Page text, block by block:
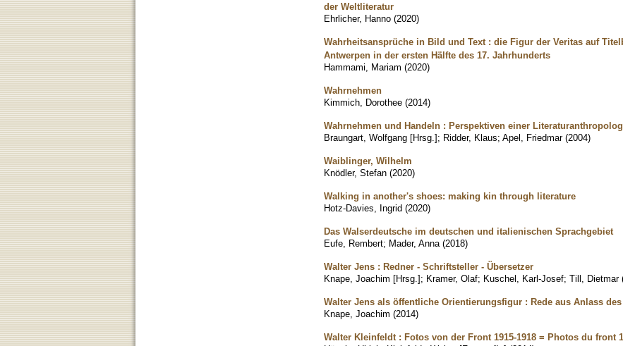
der Weltliteratur
Ehrlicher, Hanno (2020)
Wahrheitsansprüche in Bild und Text : die Figur der Veritas auf
Antwerpen in der ersten Hälfte des 17. Jahrhunderts
Hammami, Mariam (2020)
Wahrnehmen
Kimmich, Dorothee (2014)
Wahrnehmen und Handeln : Perspektiven einer
Braungart, Wolfgang [Hrsg.]; Ridder, Klaus; Apel, Friedmar (2004)
Waiblinger, Wilhelm
Knödler, Stefan (2020)
Walking in another's shoes: making kin through literature
Hotz-Davies, Ingrid (2020)
Das Walserdeutsche im deutschen und italienischen Sprachgebiet
Eufe, Rembert; Mader, Anna (2018)
Walter Jens : Redner - Schriftsteller - Übersetzer
Knape, Joachim [Hrsg.]; Kramer, Olaf; Kuschel, Karl-Josef; Till, Dietmar
Walter Jens als öffentliche Orientierungsfigur : Rede aus Anlass
Knape, Joachim (2014)
Walter Kleinfeldt : Fotos von der Front 1915-1918 = Photos du front